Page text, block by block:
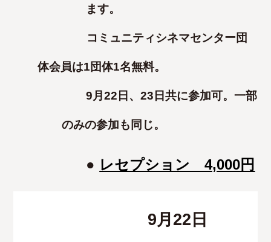
ます。
コミュニティシネマセンター団
体会員は1団体1名無料。
9月22日、23日共に参加可。一部
のみの参加も同じ。
● レセプション 4,000円
9月22日